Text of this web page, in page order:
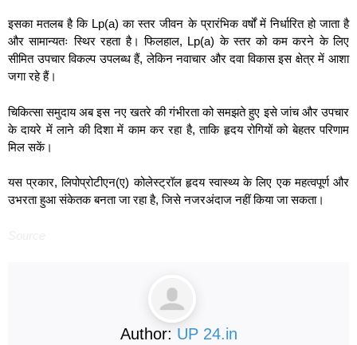
इसका मतलब है कि Lp(a) का स्तर जीवन के प्रारंभिक वर्षों में निर्धारित हो जाता है
और सामान्यतः स्थिर रहता है। फिलहाल, Lp(a) के स्तर को कम करने के लिए
सीमित उपचार विकल्प उपलब्ध हैं, लेकिन नवाचार और दवा विकास इस क्षेत्र में आशा
जगा रहे हैं।
चिकित्सा समुदाय अब इस नए खतरे की गंभीरता को समझते हुए इसे जांच और उपचार
के दायरे में लाने की दिशा में काम कर रहा है, ताकि हृदय रोगियों को बेहतर परिणाम
मिल सकें।
यस प्रकार, लिपोप्रोटीएन(ए) कोलेस्ट्रॉल हृदय स्वास्थ्य के लिए एक महत्वपूर्ण और
उभरता हुआ संकेतक बनता जा रहा है, जिसे नजरअंदाज नहीं किया जा सकता।
Author: UP 24.in